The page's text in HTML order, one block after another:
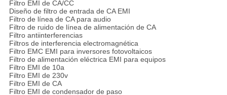
Filtro EMI de CA/CC
Diseño de filtro de entrada de CA EMI
Filtro de línea de CA para audio
Filtro de ruido de línea de alimentación de CA
Filtro antiinterferencias
Filtros de interferencia electromagnética
Filtro EMC EMI para inversores fotovoltaicos
Filtro de alimentación eléctrica EMI para equipos
Filtro EMI de 10a
Filtro EMI de 230v
Filtro EMI de CA
Filtro EMI de condensador de paso